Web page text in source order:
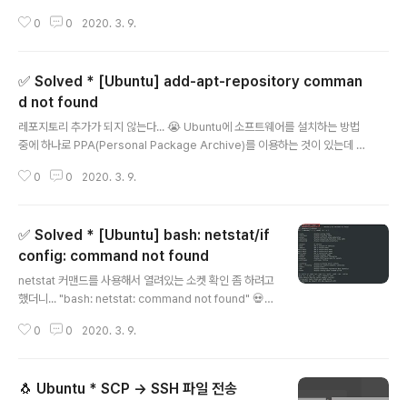
음의 정보를 포함하고 있다. $ cat /etc/os-release NAME / VERSION / I
DENAME / UBUNTU_CODENAME hostnamectl 커맨드를 이용하는 방
법 말그대로 hostnamectl 커맨드를 사용하면 된다. 앞의 cat과는 다르..
0 0 2020. 3. 9.
✅ Solved * [Ubuntu] add-apt-repository comman
d not found
레포지토리 추가가 되지 않는다... 😭 Ubuntu에 소프트웨어를 설치하는 방법
중에 하나로 PPA(Personal Package Archive)를 이용하는 것이 있는데 보
pt-repository ppa:some/ppa 저장소를 추가해 주려고 하더 그 때 "sudo:
가 설치되지 않아서 발생하는 것이라고 짐작은 했지만 어떻게 수정하는지 막막
하던 그 때 해결방법을 찾았다. 해당 방법은 Ubuntu, Devian 또는 Devin-ba
0 0 2020. 3. 9.
✅ Solved * [Ubuntu] bash: netstat/if
config: command not found
netstat 커맨드를 사용해서 열려있는 소켓 확인 좀 하려고
했더니... "bash: netstat: command not found" 💀💀
냥 찾으면 됨~' 하고 웃어넘길 수 있게 됐다. + 추가적으로
해결해보자 간단하다. netstat가 들어간 패키지를 설치해
0 0 2020. 3. 9.
🐧 Ubuntu * SCP → SSH 파일 전송